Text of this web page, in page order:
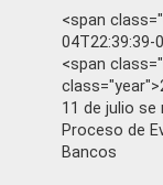
<span
04T22:39:39-
<span
11 de julio se
Proceso de
Bancos